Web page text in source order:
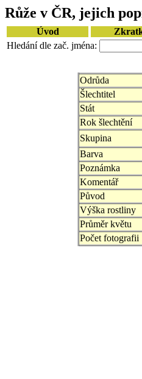
Růže v ČR, jejich
Úvod
Hledání dle zač. jména:
Odrůda
Šlechtitel
Stát
Rok šlechtění
Skupina
Barva
Poznámka
Komentář
Původ
Výška rostliny
Průměr květu
Počet fotografii